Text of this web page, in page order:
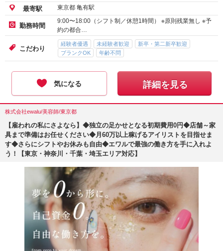
最寄駅 東京都 亀有駅
勤務時間
9:00〜18:00（シフト制／休憩1時間） ※原則残業無し ※予
約の都合…
こだわり
経験者優遇 未経験者歓迎
新卒・第二新卒歓迎
ブランクOK
年齢不問
気になる 詳細を見る
株式会社ewalu/美容師/東京都
【雇われの私にさよなら】◆独立の足かせとなる初期費用0円◆店舗～家
具まで準備はお任せください◆月60万以上稼げるアイリストを目指せま
す◆さらにシフトやお休みも自由◆エワルで最強の働き方を手に入れよ
う！【東京・神奈川・千葉・埼玉エリア対応】